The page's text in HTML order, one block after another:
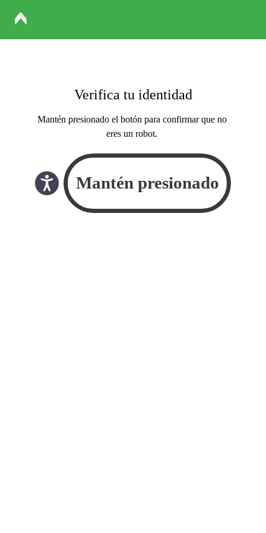
Verifica tu identidad
Mantén presionado el botón para confirmar que no
eres un robot.